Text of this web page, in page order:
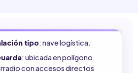
tipo: nave logística.
: ubicada en polígono
con accesos directos